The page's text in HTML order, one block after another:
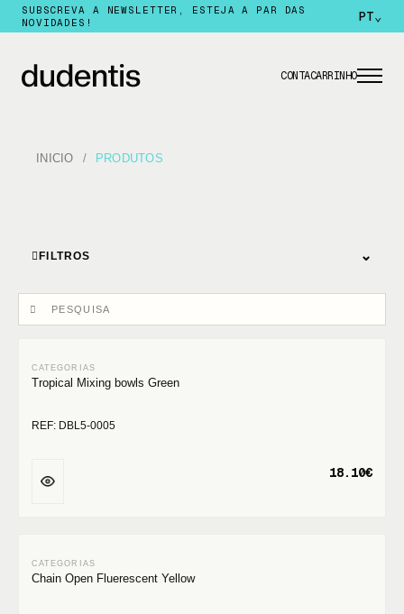
SUBSCREVA A NEWSLETTER, ESTEJA A PAR DAS
NOVIDADES!
PT⌄
CONTACARRINHO
INICIO PRODUTOS
FILTROS ⌄
Tropical Mixing bowls Green
REF: DBL5-0005
18.10€
Chain Open Fluerescent Yellow